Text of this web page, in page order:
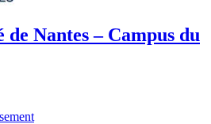
de Nantes – Campus du